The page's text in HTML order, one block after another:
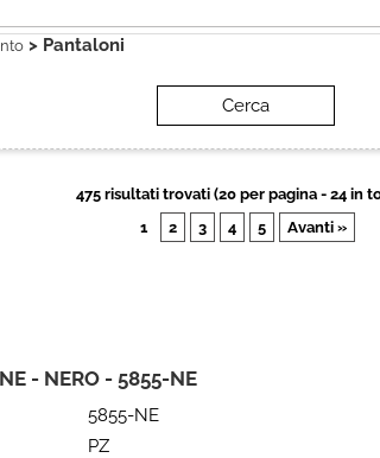
> Pantaloni
475 risultati trovati (20 per pagina - 24 in
1
2 3 4 5 Avanti »
- NERO - 5855-NE
5855-NE
PZ